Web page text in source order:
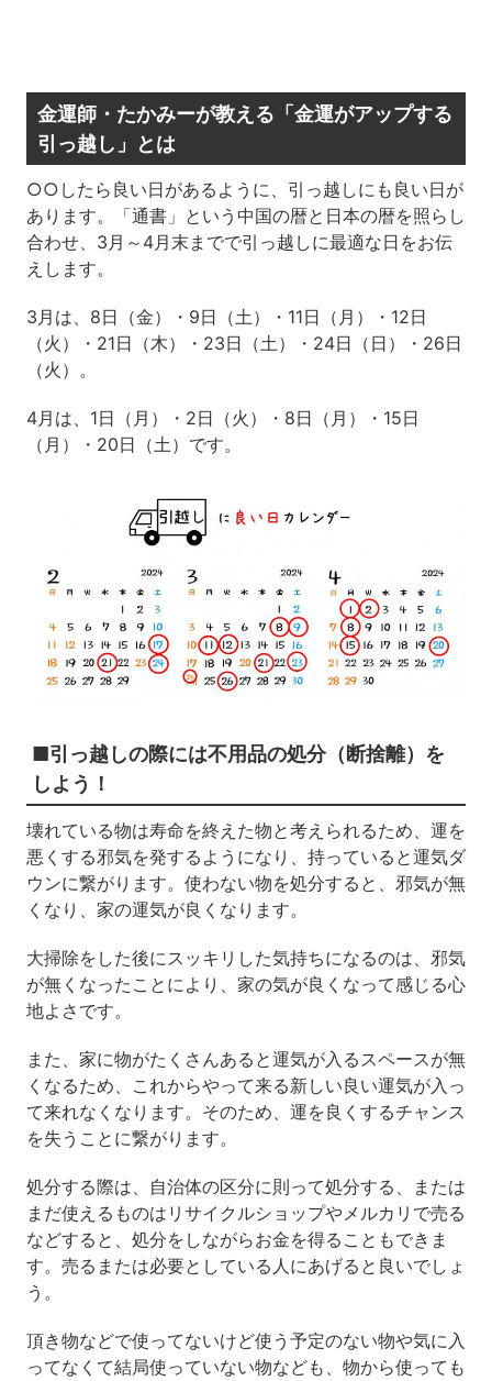
金運師・たかみーが教える「金運がアップする
引っ越し」とは
○○したら良い日があるように、引っ越しにも良い日が
あります。「通書」という中国の暦と日本の暦を照らし
合わせ、3月～4月末までで引っ越しに最適な日をお伝
えします。
3月は、8日（金）・9日（土）・11日（月）・12日
（火）・21日（木）・23日（土）・24日（日）・26日
（火）。
4月は、1日（月）・2日（火）・8日（月）・15日
（月）・20日（土）です。
■引っ越しの際には不用品の処分（断捨離）を
しよう！
壊れている物は寿命を終えた物と考えられるため、運を
悪くする邪気を発するようになり、持っていると運気ダ
ウンに繋がります。使わない物を処分すると、邪気が無
くなり、家の運気が良くなります。
大掃除をした後にスッキリした気持ちになるのは、邪気
が無くなったことにより、家の気が良くなって感じる心
地よさです。
また、家に物がたくさんあると運気が入るスペースが無
くなるため、これからやって来る新しい良い運気が入っ
て来れなくなります。そのため、運を良くするチャンス
を失うことに繋がります。
処分する際は、自治体の区分に則って処分する、または
まだ使えるものはリサイクルショップやメルカリで売る
などすると、処分をしながらお金を得ることもできま
す。売るまたは必要としている人にあげると良いでしょ
う。
頂き物などで使ってないけど使う予定のない物や気に入
ってなくて結局使っていない物なども、物から使っても